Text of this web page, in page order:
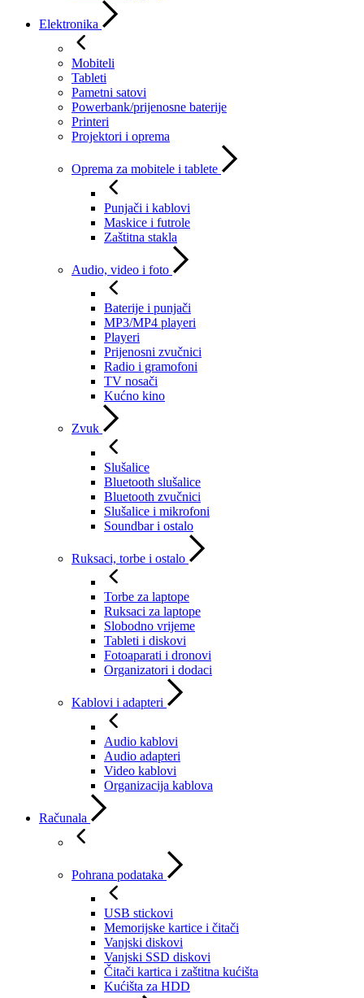
Elektronika
Mobiteli
Tableti
Pametni satovi
Powerbank/prijenosne baterije
Printeri
Projektori i oprema
Oprema za mobitele i tablete
Punjači i kablovi
Maskice i futrole
Zaštitna stakla
Audio, video i foto
Baterije i punjači
MP3/MP4 playeri
Playeri
Prijenosni zvučnici
Radio i gramofoni
TV nosači
Kućno kino
Zvuk
Slušalice
Bluetooth slušalice
Bluetooth zvučnici
Slušalice i mikrofoni
Soundbar i ostalo
Ruksaci, torbe i ostalo
Torbe za laptope
Ruksaci za laptope
Slobodno vrijeme
Tableti i diskovi
Fotoaparati i dronovi
Organizatori i dodaci
Kablovi i adapteri
Audio kablovi
Audio adapteri
Video kablovi
Organizacija kablova
Računala
Pohrana podataka
USB stickovi
Memorijske kartice i čitači
Vanjski diskovi
Vanjski SSD diskovi
Čitači kartica i zaštitna kućišta
Kućišta za HDD